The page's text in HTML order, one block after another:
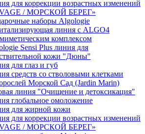
для коррекции возрастных изменений
/ МОРСКОЙ БЕРЕГ»
наборы Algologie
линия с ALGO4
комплексом
Sensi Plus линия для
кожи "Дюны"
для глаз и губ
средств со стволовыми клетками
Морской Сад (Jardin Marin)
линия "Очищение и детоксикация"
глобальное омоложение
для жирной кожи
для коррекции возрастных изменений
/ МОРСКОЙ БЕРЕГ»